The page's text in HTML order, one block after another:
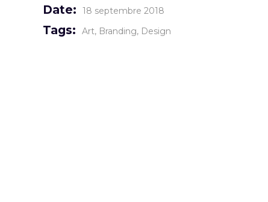
Date: 18 septembre 2018
Tags: Art Branding Design